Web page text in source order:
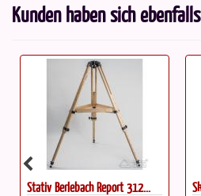
Kunden haben sich
Stativ Berlebach Report 312...